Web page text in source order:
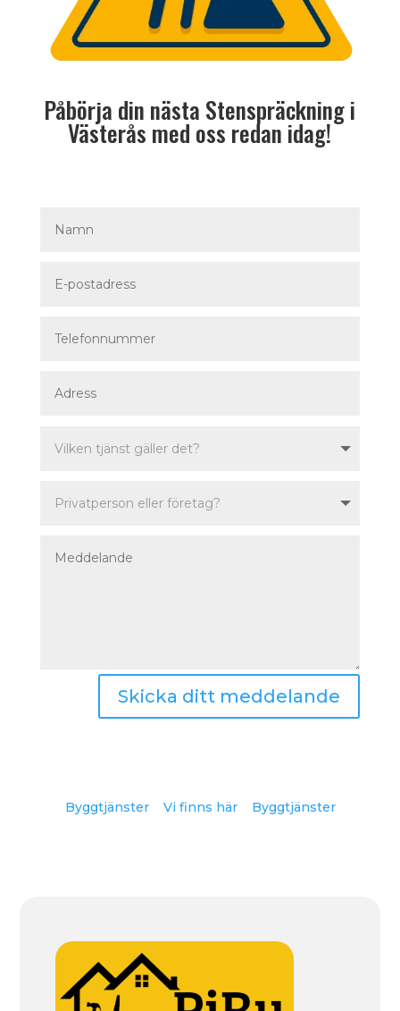
Påbörja din nästa Stenspräckning i
Västerås med oss redan idag!
Skicka ditt meddelande
Byggtjänster Vi finns här Byggtjänster